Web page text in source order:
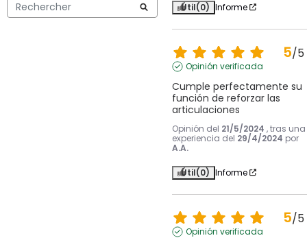
Útil(0) Informe
5/5
Opinión verificada
Cumple perfectamente su
función de reforzar las
articulaciones
Opinión del 21/5/2024 , tras una
experiencia del 29/4/2024 por
A.A.
Útil(0) Informe
5/5
Opinión verificada